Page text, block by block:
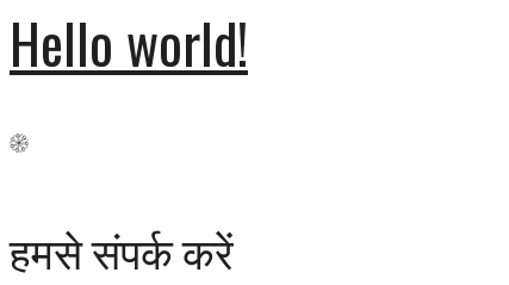
Hello world!
हमसे संपर्क करें